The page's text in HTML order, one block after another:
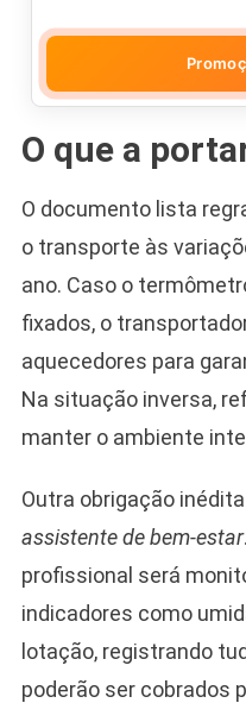
O que a
O documento lista
o transporte às
ano. Caso o
fixados, o
aquecedores para
Na situação inversa,
manter o ambiente
Outra obrigação
assistente de bem-estar
profissional será
indicadores como
lotação, registrando
poderão ser cobrados